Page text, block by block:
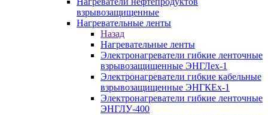
взрывозащищенные
Нагревательные ленты
Назад
Нагревательные ленты
Электронагреватели гибкие ленточные
взрывозащищенные ЭНГЛех-1
Электронагреватели гибкие кабельные
взрывозащищенные ЭНГКЕх-1
Электронагреватели гибкие ленточные
ЭНГЛУ-400